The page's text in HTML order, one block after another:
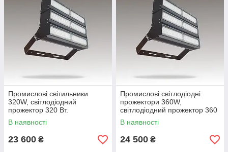
Промислові світильники
320W, світлодіодний
прожектор 320 Вт.
Промислові світлодіодні
прожектори
В наявності
23 600 ₴
Промислові світлодіодні
прожектори 360W,
світлодіодний прожектор 360
Вт. Led-світильники
промислові
В наявності
24 500 ₴